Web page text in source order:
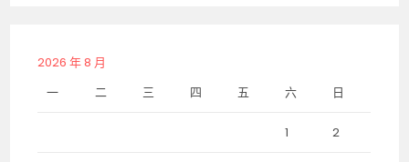
2026 年 8 月
一
二 三 四 五 六 日
1 2